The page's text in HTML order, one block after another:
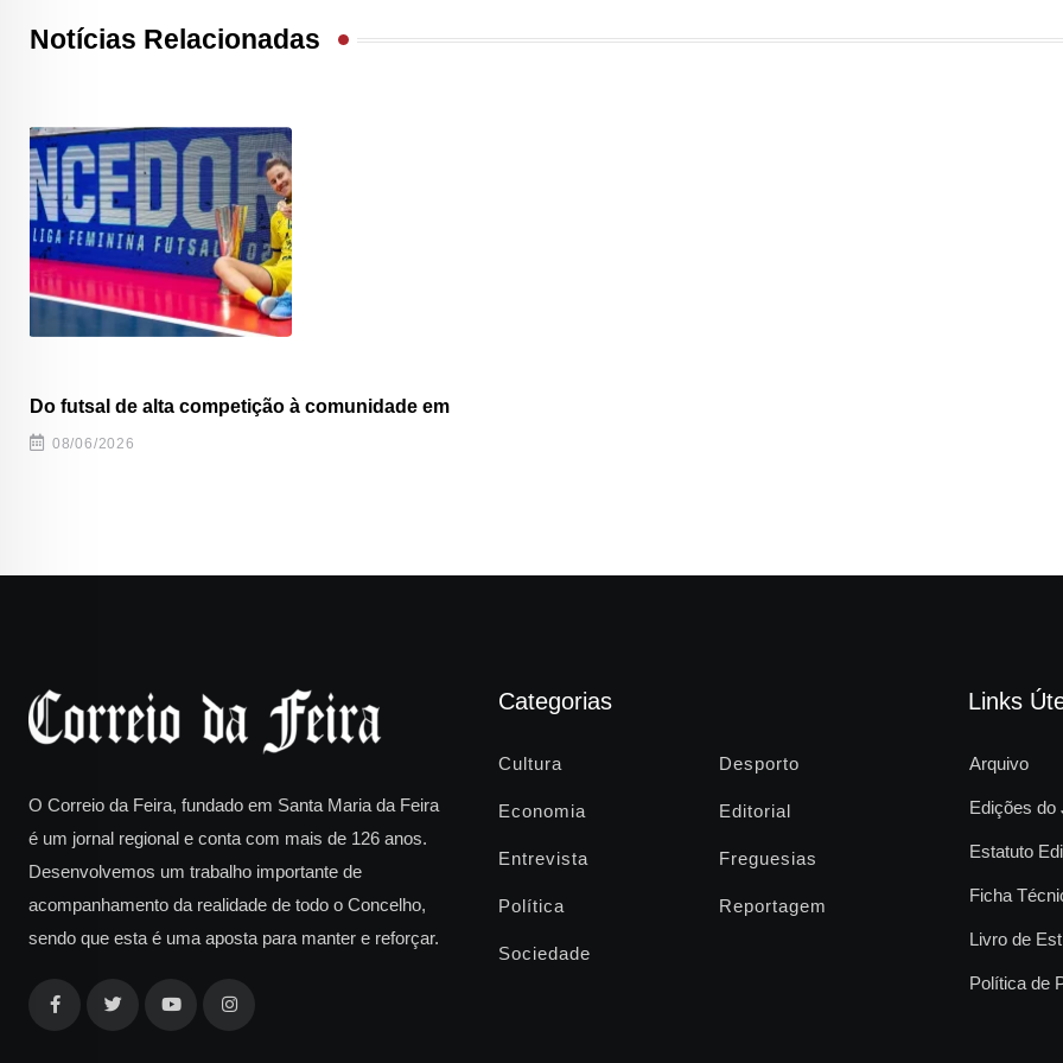
Notícias Relacionadas
Do futsal de alta competição à comunidade em
08/06/2026
O Correio da Feira, fundado em Santa Maria da Feira
é um jornal regional e conta com mais de 126 anos.
Desenvolvemos um trabalho importante de
acompanhamento da realidade de todo o Concelho,
sendo que esta é uma aposta para manter e reforçar.
Categorias
Cultura Desporto
Economia Editorial
Entrevista Freguesias
Política Reportagem
Sociedade
Links
Arquivo
Edições do
Estatuto
Ficha
Livro de
Política de